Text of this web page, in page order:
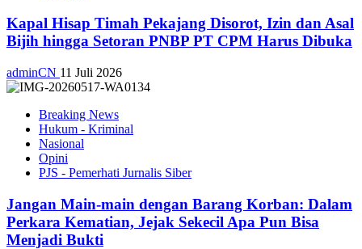
Kapal Hisap Timah Pekajang Disorot, Izin dan Asal
Bijih hingga Setoran PNBP PT CPM Harus Dibuka
adminCN 11 Juli 2026
Breaking News
Hukum - Kriminal
Nasional
Opini
PJS - Pemerhati Jurnalis Siber
Jangan Main-main dengan Barang Korban: Dalam
Perkara Kematian, Jejak Sekecil Apa Pun Bisa
Menjadi Bukti